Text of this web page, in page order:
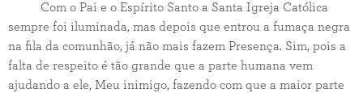
Com o Pai e o Espírito Santo a Santa Igreja Católica
sempre foi iluminada, mas depois que entrou a fumaça negra
na fila da comunhão, já não mais fazem Presença. Sim, pois a
falta de respeito é tão grande que a parte humana vem
ajudando a ele, Meu inimigo, fazendo com que a maior parte